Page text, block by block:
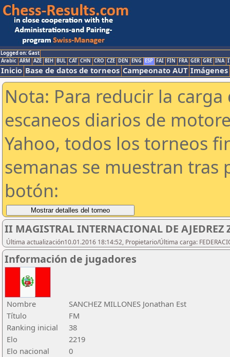
Logged on: Gast
Arabic ARM AZE BIH BUL CAT CHN CRO CZE DEN ENG ESP FAI FIN FRA GER GRE INA
Inicio Base de datos de torneos Campeonato AUT Imágenes
Nota: Para reducir la
escaneos diarios de
Yahoo, todos los torneos
semanas se muestran tras
botón:
II MAGISTRAL INTERNACIONAL DE AJEDREZ
Última actualización10.01.2016 18:14:52, Propietario/Última carga:
Información de jugadores
Nombre
SANCHEZ MILLONES Jonathan Est
Título
FM
Ranking inicial
38
Elo
2219
Elo nacional
0